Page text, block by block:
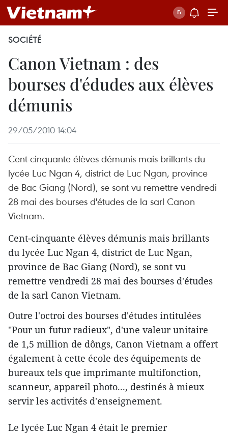
SOCIÉTÉ
Canon Vietnam : des
bourses d'édudes aux élèves
démunis
29/05/2010 14:04
Cent-cinquante élèves démunis mais brillants du
lycée Luc Ngan 4, district de Luc Ngan, province
de Bac Giang (Nord), se sont vu remettre vendredi
28 mai des bourses d'études de la sarl Canon
Vietnam.
Cent-cinquante élèves démunis mais brillants
du lycée Luc Ngan 4, district de Luc Ngan,
province de Bac Giang (Nord), se sont vu
remettre vendredi 28 mai des bourses d'études
de la sarl Canon Vietnam.
Outre l'octroi des bourses d'études intitulées
"Pour un futur radieux", d'une valeur unitaire
de 1,5 million de dôngs, Canon Vietnam a offert
également à cette école des équipements de
bureaux tels que imprimante multifonction,
scanneur, appareil photo..., destinés à mieux
servir les activités d'enseignement.
Le lycée Luc Ngan 4 était le premier